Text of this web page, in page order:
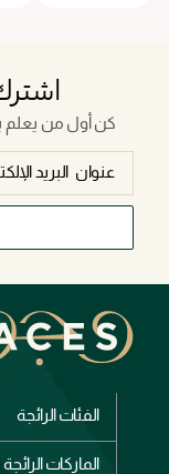
كن أول من يعلم
الفئات الرائجة
الماركات الرائجة